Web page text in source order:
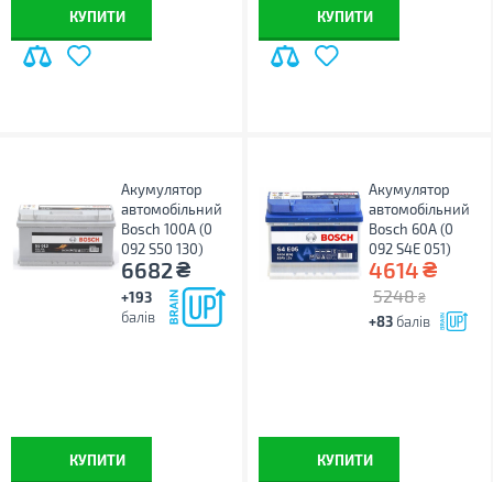
КУПИТИ КУПИТИ
Акумулятор
автомобільний
Bosch 100А (0
092 S50 130)
6682₴
+193
балів
КУПИТИ
Акумулятор
автомобільний
Bosch 60А (0
092 S4E 051)
4614₴
5248 ₴
+83 балів
КУПИТИ